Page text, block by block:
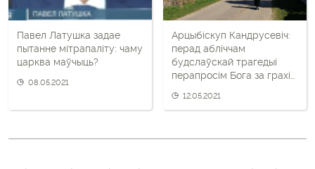
Павел Латушка задае
пытанне мітрапаліту: чаму
царква маўчыць?
08.05.2021
Арцыбіскуп Кандрусевіч:
перад абліччам
будслаўскай трагедыі
перапросім Бога за грахі
12.05.2021